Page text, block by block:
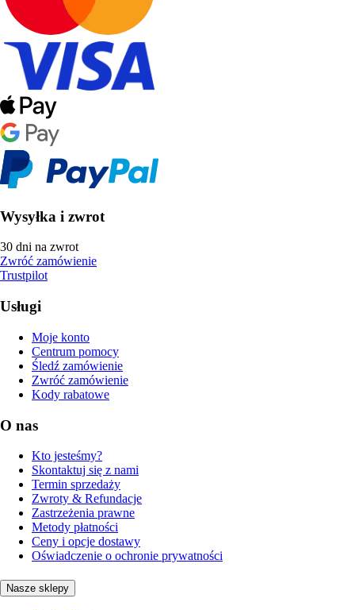
Wysyłka i zwrot
30 dni na zwrot
Zwróć zamówienie
Trustpilot
Usługi
Moje konto
Centrum pomocy
Śledź zamówienie
Zwróć zamówienie
Kody rabatowe
O nas
Kto jesteśmy?
Skontaktuj się z nami
Termin sprzedaży
Zwroty & Refundacje
Zastrzeżenia prawne
Metody płatności
Ceny i opcje dostawy
Oświadczenie o ochronie prywatności
Nasze sklepy